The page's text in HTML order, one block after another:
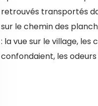
retrouvés transportés
sur le chemin des
: la vue sur le village, les
confondaient, les odeurs